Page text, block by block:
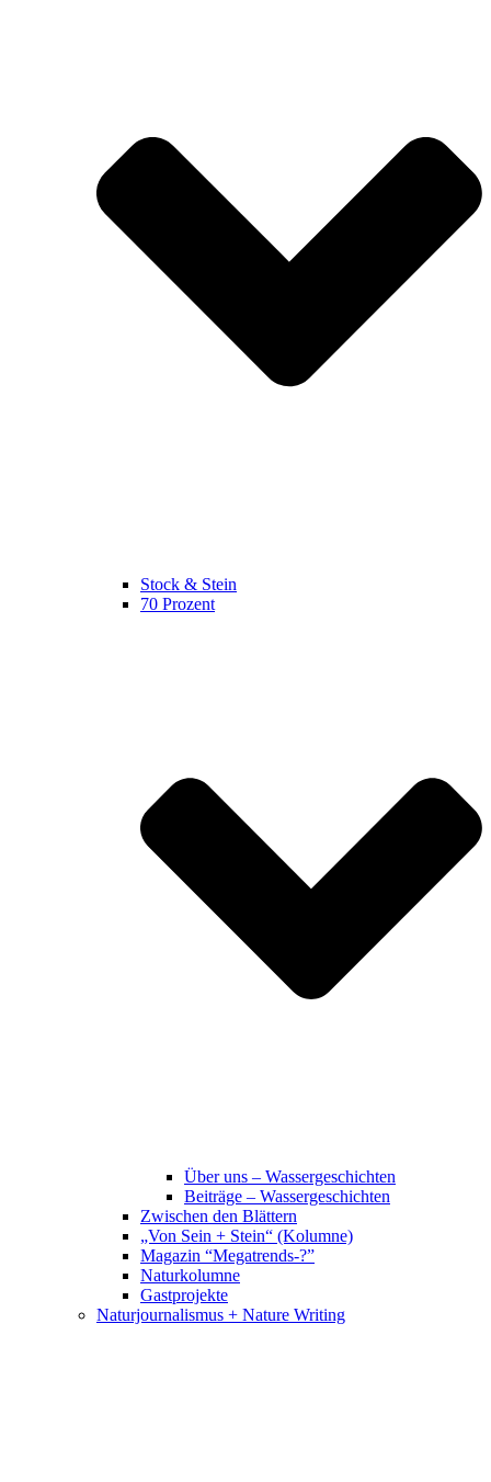
Stock & Stein
70 Prozent
Über uns – Wassergeschichten
Beiträge – Wassergeschichten
Zwischen den Blättern
„Von Sein + Stein“ (Kolumne)
Magazin “Megatrends-?”
Naturkolumne
Gastprojekte
Naturjournalismus + Nature Writing